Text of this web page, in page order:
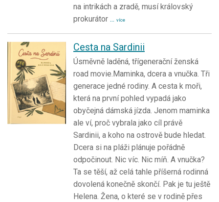
na intrikách a zradě, musí královský
prokurátor ... více
Cesta na Sardinii
Úsměvně laděná, třígenerační ženská
road movie.Maminka, dcera a vnučka. Tři
generace jedné rodiny. A cesta k moři,
která na první pohled vypadá jako
obyčejná dámská jízda. Jenom maminka
ale ví, proč vybrala jako cíl právě
Sardinii, a koho na ostrově bude hledat.
Dcera si na pláži plánuje pořádně
odpočinout. Nic víc. Nic míň. A vnučka?
Ta se těší, až celá tahle příšerná rodinná
dovolená konečně skončí. Pak je tu ještě
Helena. Žena, o které se v rodině přes